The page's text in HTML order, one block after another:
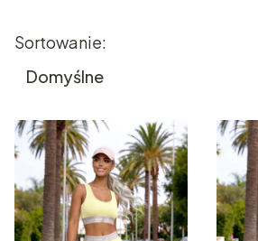
Lista produktów
Sortowanie:
Domyślne